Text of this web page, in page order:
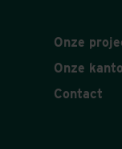
Onze
Onze
Contact